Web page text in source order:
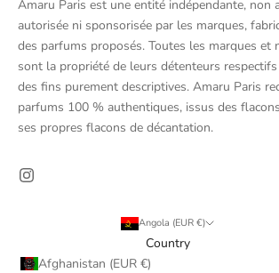
Amaru Paris est une entité indépendante, non
autorisée ni sponsorisée par les marques,
des parfums proposés. Toutes les marques et
sont la propriété de leurs détenteurs
des fins purement descriptives. Amaru Paris
parfums 100 % authentiques, issus des
ses propres flacons de décantation.
Angola (EUR €)
Country
Afghanistan (EUR €)